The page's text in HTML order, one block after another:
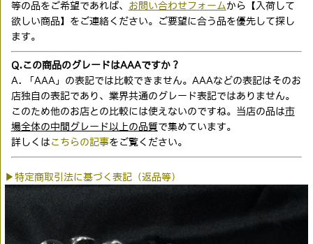
等の品をご希望であれば、 お問い合わせフォーム から【入荷して
欲しい商品】をご連絡ください。ご要望に合う品を優先して探し
ます。
Q.この商品のグレードはAAAですか？
A. 「AAA」の表記では比較できません。AAAなどの表記はそのお
店独自の表記であり、業界共通のグレード表記ではありません。
このため他のお店との比較には使えないのですね。当店の品は市
場全体の中間グレード以上の品質で集めています。
詳しくは こちらの記事をご覧ください。
▶特定商取引法に基づく表記（返品等）